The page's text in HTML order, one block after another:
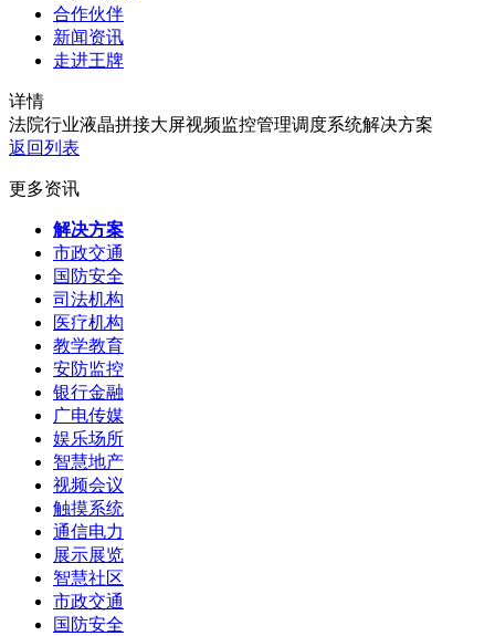
合作伙伴
新闻资讯
走进王牌
详情
法院行业液晶拼接大屏视频监控管理调度系统解决方案
返回列表
更多资讯
解决方案
市政交通
国防安全
司法机构
医疗机构
教学教育
安防监控
银行金融
广电传媒
娱乐场所
智慧地产
视频会议
触摸系统
通信电力
展示展览
智慧社区
市政交通
国防安全